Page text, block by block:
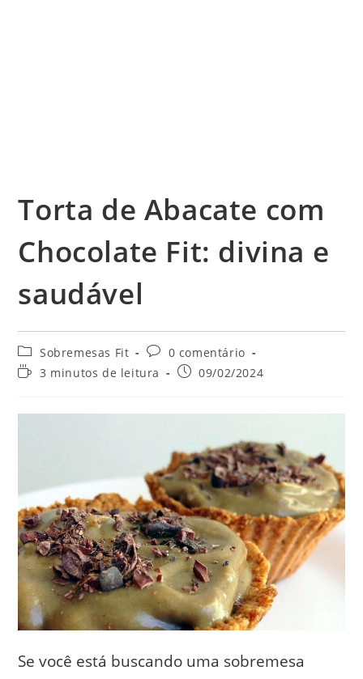
Torta de Abacate com
Chocolate Fit: divina e
saudável
Categoria
do
post:
Sobremesas Fit
Comentários
post:
0 comentário
Tempo3 minutos de leitura
Post09/02/2024
Se você está buscando uma sobremesa